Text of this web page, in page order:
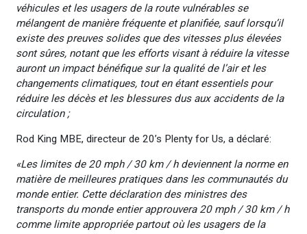
véhicules et les usagers de la route vulnérables se
mélangent de manière fréquente et planifiée, sauf lorsqu’il
existe des preuves solides que des vitesses plus élevées
sont sûres, notant que les efforts visant à réduire la vitesse
auront un impact bénéfique sur la qualité de l’air et les
changements climatiques, tout en étant essentiels pour
réduire les décès et les blessures dus aux accidents de la
circulation ;
Rod King MBE, directeur de 20’s Plenty for Us, a déclaré:
«Les limites de 20 mph / 30 km / h deviennent la norme en
matière de meilleures pratiques dans les communautés du
monde entier. Cette déclaration des ministres des
transports du monde entier approuvera 20 mph / 30 km / h
comme limite appropriée partout où les usagers de la